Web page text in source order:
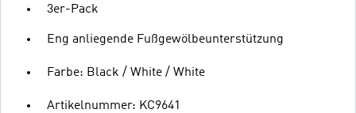
3er-Pack
Eng anliegende Fußgewölbeunterstützung
Farbe: Black / White / White
Artikelnummer: KC9641